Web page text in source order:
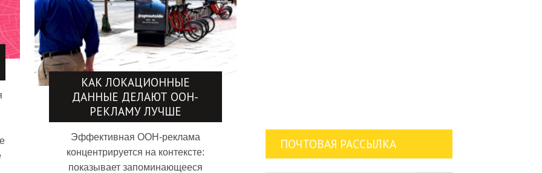
КАК ЛОКАЦИОННЫЕ
ДАННЫЕ ДЕЛАЮТ OOH-
РЕКЛАМУ ЛУЧШЕ
Эффективная OOH-реклама
концентрируется на контексте:
показывает запоминающееся
ПОЧТОВАЯ РАССЫЛКА